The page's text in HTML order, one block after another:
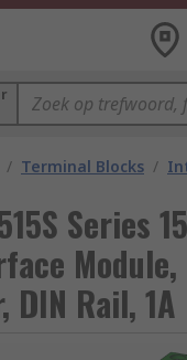
/ Terminal Blocks /
Series
Module,
DIN Rail, 1A